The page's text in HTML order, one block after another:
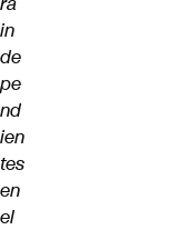
in
de
pe
nd
ien
tes
en
el